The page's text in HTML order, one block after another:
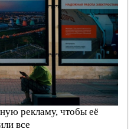
рекламу, чтобы её
все